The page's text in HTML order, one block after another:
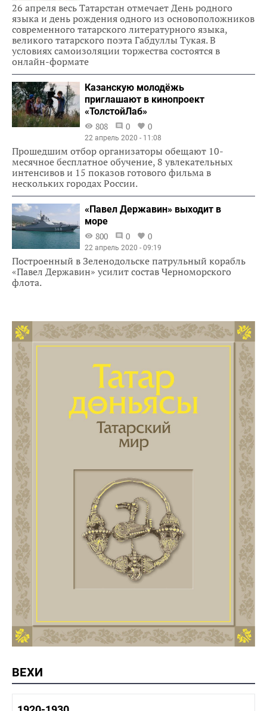
26 апреля весь Татарстан отмечает День родного
языка и день рождения одного из основоположников
современного татарского литературного языка,
великого татарского поэта Габдуллы Тукая. В
условиях самоизоляции торжества состоятся в
онлайн-формате
Казанскую молодёжь
приглашают в кинопроект
«ТолстойЛаб»
808
0 0
22 апрель 2020 - 11:08
Прошедшим отбор организаторы обещают 10-
месячное бесплатное обучение, 8 увлекательных
интенсивов и 15 показов готового фильма в
нескольких городах России.
«Павел Державин» выходит в
море
800
0 0
22 апрель 2020 - 09:19
Построенный в Зеленодольске патрульный корабль
«Павел Державин» усилит состав Черноморского
флота.
ВЕХИ